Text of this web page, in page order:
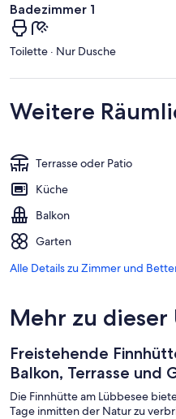
Badezimmer 1
Toilette · Nur Dusche
Weitere
Terrasse oder Patio
Küche
Balkon
Garten
Alle Details zu Zimmer und
Mehr zu
Freistehende
Balkon, Terrasse und
Die Finnhütte am Lübbesee
Tage inmitten der Natur zu